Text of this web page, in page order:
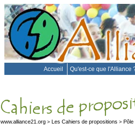
Accueil Qu'est-ce que l'Alliance
www.alliance21.org > Les Cahiers de propositions > Pôle